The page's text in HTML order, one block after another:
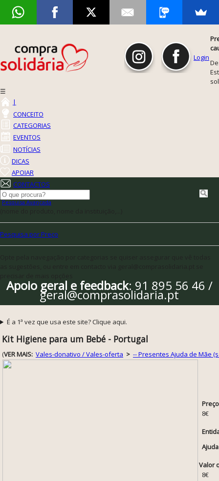
Login
☰
|
CONCEITO
CATEGORIAS
EVENTOS
NOTÍCIAS
DICAS
APOIAR
CONTACTOS
Pesquisa Avançada
Pesquisa por Preço
Apoio geral e feedback: 91 895 56 46 /
geral@comprasolidaria.pt
É a 1ª vez que usa este site? Clique aqui.
Kit Higiene para um Bebé - Portugal
(VER MAIS: Vales-donativo / Vales-oferta > -- Presentes Ajuda de Mãe
8€
Valor
8€